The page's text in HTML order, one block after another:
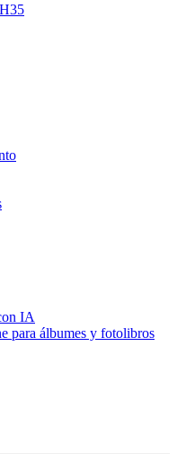
IA
para álbumes y fotolibros